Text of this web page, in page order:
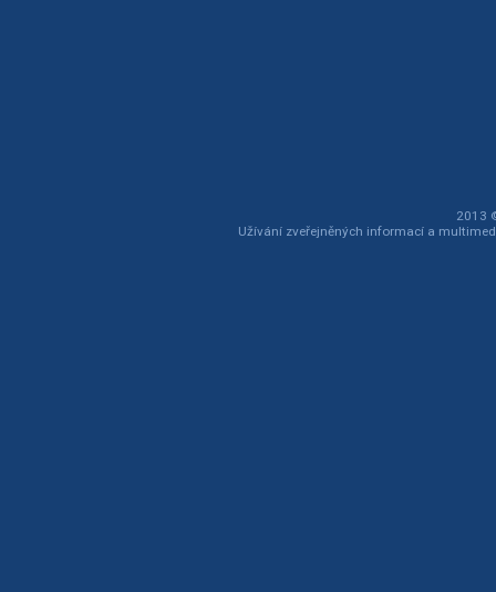
2013
Užívání zveřejněných informací a